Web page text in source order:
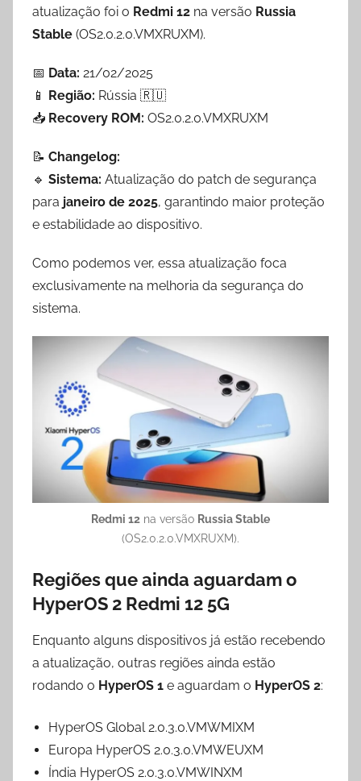
atualização foi o Redmi 12 na versão Russia
Stable (OS2.0.2.0.VMXRUXM).
📅 Data: 21/02/2025
📱
Região: Rússia 🇷🇺
📥 Recovery ROM: OS2.0.2.0.VMXRUXM
📝 Changelog:
🔹 Sistema: Atualização do patch de segurança
para janeiro de 2025, garantindo maior proteção
e estabilidade ao dispositivo.
Como podemos ver, essa atualização foca
exclusivamente na melhoria da segurança do
sistema.
Redmi 12 na versão Russia Stable
(OS2.0.2.0.VMXRUXM).
Regiões que ainda aguardam o
HyperOS 2 Redmi 12 5G
Enquanto alguns dispositivos já estão recebendo
a atualização, outras regiões ainda estão
rodando o HyperOS 1 e aguardam o HyperOS 2:
HyperOS Global 2.0.3.0.VMWMIXM
Europa HyperOS 2.0.3.0.VMWEUXM
Índia HyperOS 2.0.3.0.VMWINXM